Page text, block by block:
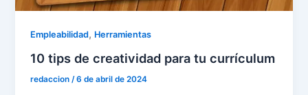
Empleabilidad, Herramientas
10 tips de creatividad para tu currículum
redaccion/6 de abril de 2024